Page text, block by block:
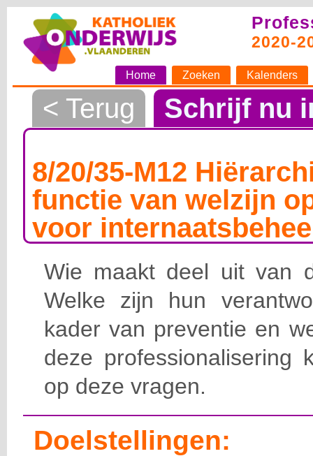
2020-
Home Zoeken Kalenders
< Terug Schrijf nu
8/20/35-M12
functie van welzijn
voor
Wie maakt deel uit van
Welke zijn hun
kader van preventie en
deze professionalisering
op deze vragen.
Doelstellingen: